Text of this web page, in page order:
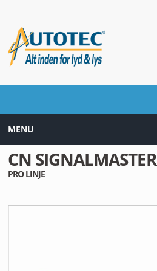
MENU
LYD & LYS UDSTYR
CN SIGNALMASTER
PRO LINJE